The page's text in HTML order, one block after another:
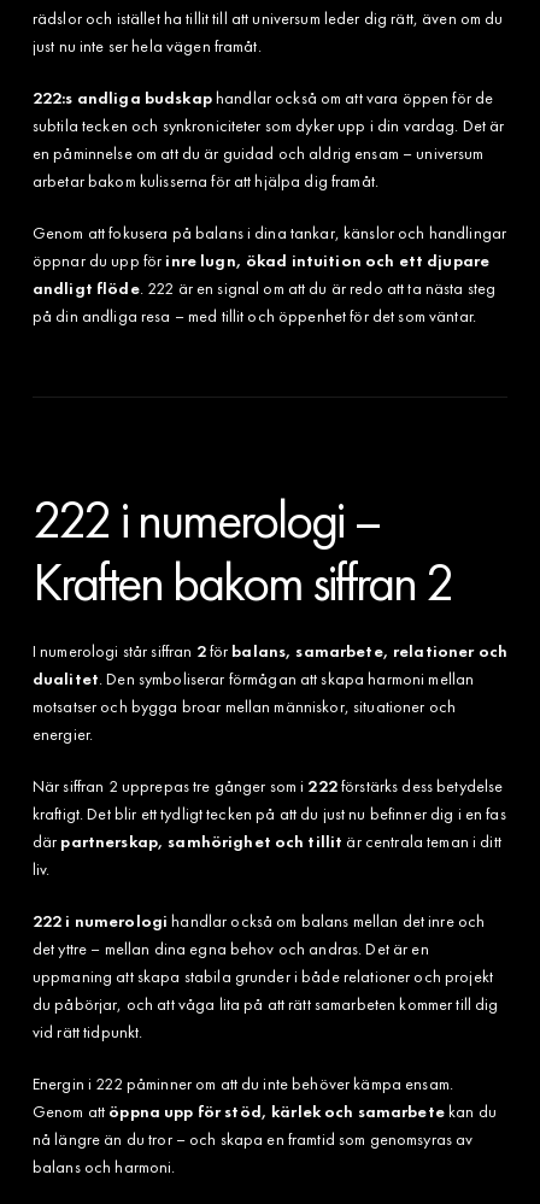
rädslor och istället ha tillit till att universum leder dig rätt, även om du
just nu inte ser hela vägen framåt.
222:s andliga budskaphandlar också om att vara öppen för de
subtila tecken och synkroniciteter som dyker upp i din vardag. Det är
en påminnelse om att du är guidad och aldrig ensam – universum
arbetar bakom kulisserna för att hjälpa dig framåt.
Genom att fokusera på balans i dina tankar, känslor och handlingar
öppnar du upp för inre lugn, ökad intuition och ett djupare
andligt flöde. 222 är en signal om att du är redo att ta nästa steg
på din andliga resa – med tillit och öppenhet för det som väntar.
222 i numerologi –
Kraften bakom siffran 2
I numerologi står siffran 2för balans, samarbete, relationer och
dualitet . Den symboliserar förmågan att skapa harmoni mellan
motsatser och bygga broar mellan människor, situationer och
energier.
När siffran 2 upprepas tre gånger som i 222förstärks dess betydelse
kraftigt. Det blir ett tydligt tecken på att du just nu befinner dig i en fas
där partnerskap, samhörighet och tillit är centrala teman i ditt
liv.
222 i numerologi handlar också om balans mellan det inre och
det yttre – mellan dina egna behov och andras. Det är en
uppmaning att skapa stabila grunder i både relationer och projekt
du påbörjar, och att våga lita på att rätt samarbeten kommer till dig
vid rätt tidpunkt.
Energin i 222 påminner om att du inte behöver kämpa ensam.
Genom att öppna upp för stöd, kärlek och samarbetekan du
nå längre än du tror – och skapa en framtid som genomsyras av
balans och harmoni.